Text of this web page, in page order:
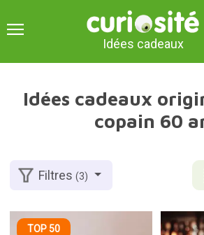
Idées cadeaux
Idées cadeaux
copain 60
Filtres(3)
TOP 50